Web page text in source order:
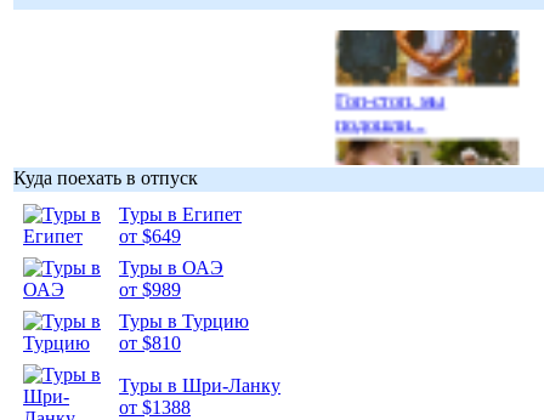
Гоп-стоп, мы
подошли...
Куда поехать в отпуск
Туры в Египет
от $649
Туры в ОАЭ
от $989
Туры в Турцию
от $810
Туры в Шри-Ланку
от $1388